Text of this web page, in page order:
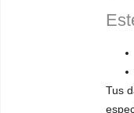
Tus
es tan importante
Somos
universitaria en las
cierto·a··x·s